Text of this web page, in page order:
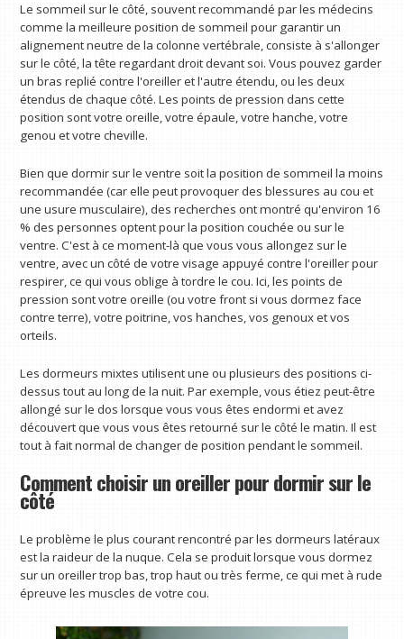
Le sommeil sur le côté, souvent recommandé par les médecins
comme la meilleure position de sommeil pour garantir un
alignement neutre de la colonne vertébrale, consiste à s'allonger
sur le côté, la tête regardant droit devant soi. Vous pouvez garder
un bras replié contre l'oreiller et l'autre étendu, ou les deux
étendus de chaque côté. Les points de pression dans cette
position sont votre oreille, votre épaule, votre hanche, votre
genou et votre cheville.
Bien que dormir sur le ventre soit la position de sommeil la moins
recommandée (car elle peut provoquer des blessures au cou et
une usure musculaire), des recherches ont montré qu'environ 16
% des personnes optent pour la position couchée ou sur le
ventre. C'est à ce moment-là que vous vous allongez sur le
ventre, avec un côté de votre visage appuyé contre l'oreiller pour
respirer, ce qui vous oblige à tordre le cou. Ici, les points de
pression sont votre oreille (ou votre front si vous dormez face
contre terre), votre poitrine, vos hanches, vos genoux et vos
orteils.
Les dormeurs mixtes utilisent une ou plusieurs des positions ci-
dessus tout au long de la nuit. Par exemple, vous étiez peut-être
allongé sur le dos lorsque vous vous êtes endormi et avez
découvert que vous vous êtes retourné sur le côté le matin. Il est
tout à fait normal de changer de position pendant le sommeil.
Comment choisir un oreiller pour dormir sur le
côté
Le problème le plus courant rencontré par les dormeurs latéraux
est la raideur de la nuque. Cela se produit lorsque vous dormez
sur un oreiller trop bas, trop haut ou très ferme, ce qui met à rude
épreuve les muscles de votre cou.